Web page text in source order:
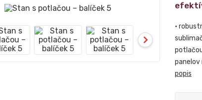
•
panelov
popis